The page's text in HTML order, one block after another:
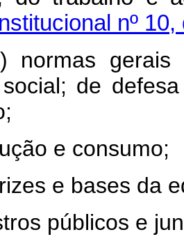
nº 10,
normas
social; de
e consumo;
e bases da
públicos e